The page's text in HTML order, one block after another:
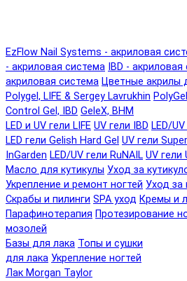
EzFlow Nail Systems - акриловая
- акриловая система IBD -
акриловая система Цветные акрилы
Polygel, LIFE & Sergey Lavrukhin
Control Gel, IBD GeleX, BHM
LED и UV гели LIFE UV гели IBD LED/
LED гели Gelish Hard Gel UV гели
InGarden LED/UV гели RuNAIL UV гели
Масло для кутикулы Уход за
Укрепление и ремонт ногтей Уход за
Скрабы и пилинги SPA уход Кремы и
Парафинотерапия Протезирование
мозолей
Базы для лака Топы и сушки
для лака Укрепление ногтей
Лак Morgan Taylor